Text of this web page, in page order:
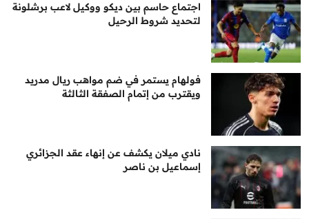
اجتماع حاسم بين ديكو ووكيل لاعب برشلونة
لتحديد شروط الرحيل
فولهام يستمر في ضم مواهب ريال مدريد
ويقترب من إتمام الصفقة الثالثة
نادي ميلان يكشف عن إنهاء عقد الجزائري
إسماعيل بن ناصر